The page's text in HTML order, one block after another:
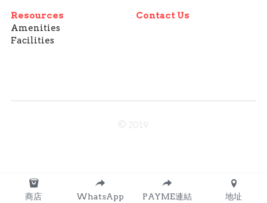
Resources
Amenities
Facilities
Contact Us
商店 WhatsApp PAYME連結 地址